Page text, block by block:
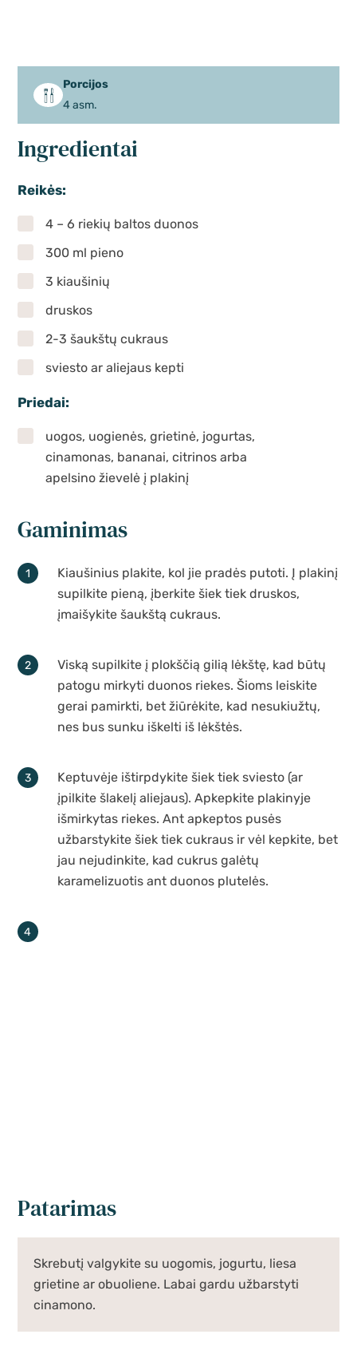
Porcijos
4 asm.
Ingredientai
Reikės:
4 – 6 riekių baltos duonos
300 ml pieno
3 kiaušinių
druskos
2-3 šaukštų cukraus
sviesto ar aliejaus kepti
Priedai:
uogos, uogienės, grietinė, jogurtas,
cinamonas, bananai, citrinos arba
apelsino žievelė į plakinį
Gaminimas
Kiaušinius plakite, kol jie pradės putoti. Į plakinį
supilkite pieną, įberkite šiek tiek druskos,
įmaišykite šaukštą cukraus.
Viską supilkite į plokščią gilią lėkštę, kad būtų
patogu mirkyti duonos riekes. Šioms leiskite
gerai pamirkti, bet žiūrėkite, kad nesukiužtų,
nes bus sunku iškelti iš lėkštės.
Keptuvėje ištirpdykite šiek tiek sviesto (ar
įpilkite šlakelį aliejaus). Apkepkite plakinyje
išmirkytas riekes. Ant apkeptos pusės
užbarstykite šiek tiek cukraus ir vėl kepkite, bet
jau nejudinkite, kad cukrus galėtų
karamelizuotis ant duonos plutelės.
Patarimas
Skrebutį valgykite su uogomis, jogurtu, liesa
grietine ar obuoliene. Labai gardu užbarstyti
cinamono.